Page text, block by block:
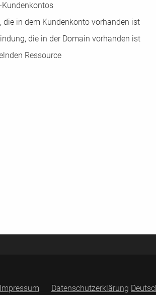
Kundenkontos
die in dem Kundenkonto vorhanden ist
die in der Domain vorhanden ist
Ressource
Impressum Datenschutzerklärung